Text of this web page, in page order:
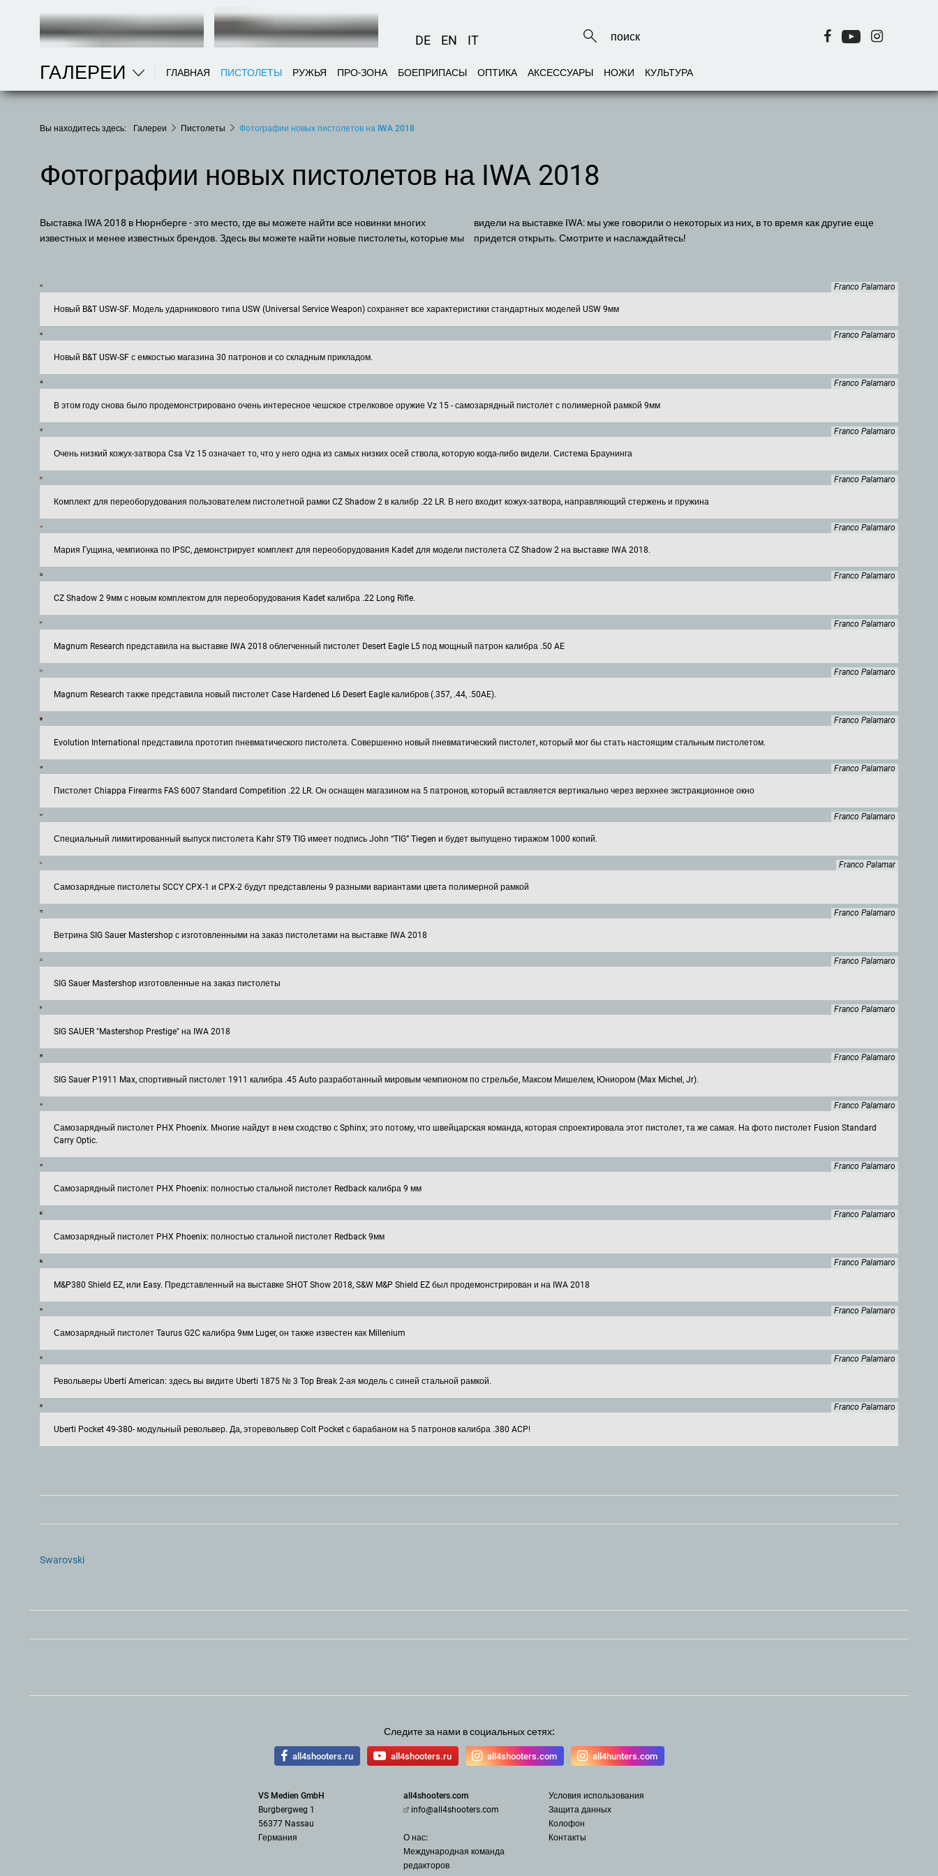
DE EN IT
ГАЛЕРЕИ ГЛАВНАЯ ПИСТОЛЕТЫ РУЖЬЯ ПРО-ЗОНА БОЕПРИПАСЫ ОПТИКА АКСЕССУАРЫ НОЖИ КУЛЬТУРА
Вы находитесь здесь: Галереи Пистолеты Фотографии новых пистолетов на IWA 2018
Фотографии новых пистолетов на IWA 2018
Выставка IWA 2018 в Нюрнберге - это место, где вы можете найти все новинки многих
известных и менее известных брендов. Здесь вы можете найти новые пистолеты, которые мы
видели на выставке IWA: мы уже говорили о некоторых из них, в то время как другие еще
придется открыть. Смотрите и наслаждайтесь!
Franco Palamaro
Новый B&T USW-SF. Модель ударникового типа USW (Universal Service Weapon) сохраняет все характеристики стандартных моделей USW 9мм
Franco Palamaro
Новый B&T USW-SF с емкостью магазина 30 патронов и со складным прикладом.
Franco Palamaro
В этом году снова было продемонстрировано очень интересное чешское стрелковое оружие Vz 15 - самозарядный пистолет с полимерной рамкой 9мм
Franco Palamaro
Очень низкий кожух-затвора Csa Vz 15 означает то, что у него одна из самых низких осей ствола, которую когда-либо видели. Система Браунинга
Franco Palamaro
Комплект для переоборудования пользователем пистолетной рамки CZ Shadow 2 в калибр .22 LR. В него входит кожух-затвора, направляющий стержень и пружина
Franco Palamaro
Мария Гущина, чемпионка по IPSC, демонстрирует комплект для переоборудования Kadet для модели пистолета CZ Shadow 2 на выставке IWA 2018.
Franco Palamaro
CZ Shadow 2 9мм с новым комплектом для переоборудования Kadet калибра .22 Long Rifle.
Franco Palamaro
Magnum Research представила на выставке IWA 2018 облегченный пистолет Desert Eagle L5 под мощный патрон калибра .50 AE
Franco Palamaro
Magnum Research также представила новый пистолет Case Hardened L6 Desert Eagle калибров (.357, .44, .50AE).
Franco Palamaro
Evolution International представила прототип пневматического пистолета. Совершенно новый пневматический пистолет, который мог бы стать настоящим стальным пистолетом.
Franco Palamaro
Пистолет Chiappa Firearms FAS 6007 Standard Competition .22 LR. Он оснащен магазином на 5 патронов, который вставляется вертикально через верхнее экстракционное окно
Franco Palamaro
Специальный лимитированный выпуск пистолета Kahr ST9 TIG имеет подпись John “TIG” Tiegen и будет выпущено тиражом 1000 копий.
Franco Palamar
Самозарядные пистолеты SCCY CPX-1 и CPX-2 будут представлены 9 разными вариантами цвета полимерной рамкой
Franco Palamaro
Ветрина SIG Sauer Mastershop с изготовленными на заказ пистолетами на выставке IWA 2018
Franco Palamaro
SIG Sauer Mastershop изготовленные на заказ пистолеты
Franco Palamaro
SIG SAUER "Mastershop Prestige" на IWA 2018
Franco Palamaro
SIG Sauer P1911 Max, спортивный пистолет 1911 калибра .45 Auto разработанный мировым чемпионом по стрельбе, Максом Мишелем, Юниором (Max Michel, Jr).
Franco Palamaro
Самозарядный пистолет PHX Phoenix. Многие найдут в нем сходство с Sphinx; это потому, что швейцарская команда, которая спроектировала этот пистолет, та же самая. На фото пистолет Fusion Standard
Carry Optic.
Franco Palamaro
Самозарядный пистолет PHX Phoenix: полностью стальной пистолет Redback калибра 9 мм
Franco Palamaro
Самозарядный пистолет PHX Phoenix: полностью стальной пистолет Redback 9мм
Franco Palamaro
M&P380 Shield EZ, или Easy. Представленный на выставке SHOT Show 2018, S&W M&P Shield EZ был продемонстрирован и на IWA 2018
Franco Palamaro
Самозарядный пистолет Taurus G2C калибра 9мм Luger, он также известен как Millenium
Franco Palamaro
Револьверы Uberti American: здесь вы видите Uberti 1875 № 3 Top Break 2-ая модель с синей стальной рамкой.
Franco Palamaro
Uberti Pocket 49-380- модульный револьвер. Да, эторевольвер Colt Pocket с барабаном на 5 патронов калибра .380 ACP!
Swarovski
Следите за нами в социальных сетях:
all4shooters.ru all4shooters.ru all4shooters.com all4hunters.com
VS Medien GmbH
Burgbergweg 1
56377 Nassau
Германия
all4shooters.com
info@all4shooters.com
О нас:
Международная команда
редакторов
Условия использования
Защита данных
Колофон
Контакты